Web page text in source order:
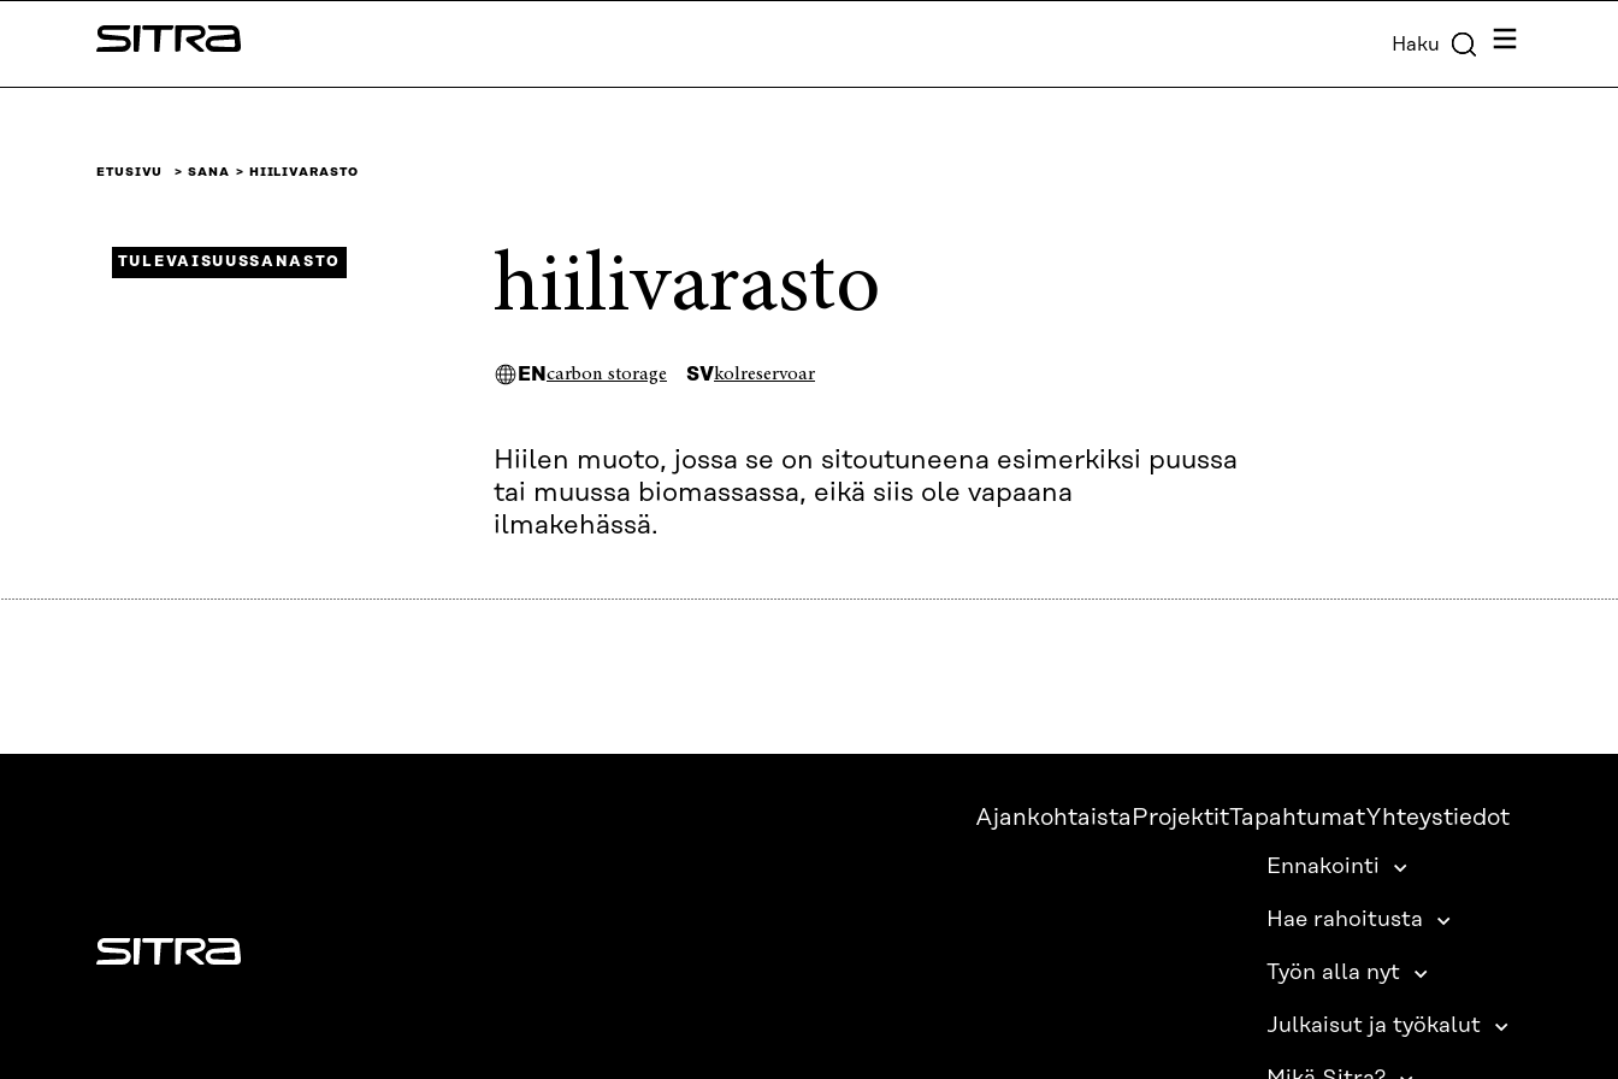
sisältöön
Sitra Haku Valikko
ETUSIVU SANA HIILIVARASTO
hiilivarasto
EN carbon storage SVkolreservoar
Hiilen muoto, jossa se on sitoutuneena esimerkiksi puussa
tai muussa biomassassa, eikä siis ole vapaana
ilmakehässä.
TULEVAISUUSSANASTO
Sitra
Ajankohtaista ProjektitTapahtumatYhteystiedot
Ennakointi
Hae rahoitusta
Työn alla nyt
Julkaisut ja työkalut